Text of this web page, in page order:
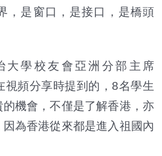
，是窗口，是接口，是橋頭
學校友會亞洲分部主席
視頻分享時提到的，8名學生
機會，不僅是了解香港，亦
為香港從來都是進入祖國內